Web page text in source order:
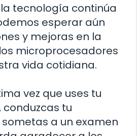
tecnología continúa
esperar aún
y mejoras en la
microprocesadores
vida cotidiana.
vez que uses tu
tu
a un examen